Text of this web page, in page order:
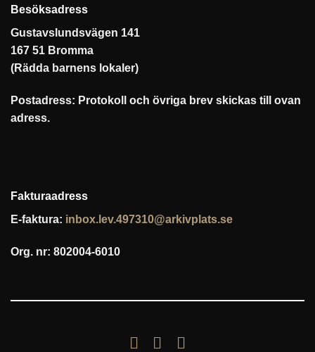
Besöksadress
Gustavslundsvägen 141
167 51 Bromma
(Rädda barnens lokaler)
Postadress: Protokoll och övriga brev skickas till ovan
adress.
Fakturaadress
E-faktura: inbox.lev.497310@arkivplats.se
Org. nr: 802004-6010